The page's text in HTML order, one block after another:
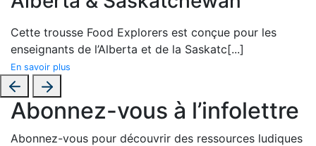
Cette trousse Food Explorers est conçue pour les
enseignants de l’Alberta et de la Saskatc[...]
En savoir plus
Abonnez-vous à l’infolettre
Abonnez-vous pour découvrir des ressources ludiques